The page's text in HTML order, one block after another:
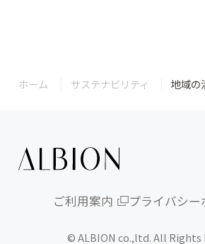
ホーム サステナビリティ 地域の
ご利用案内 プライバシー
© ALBION co.,ltd. All Rights